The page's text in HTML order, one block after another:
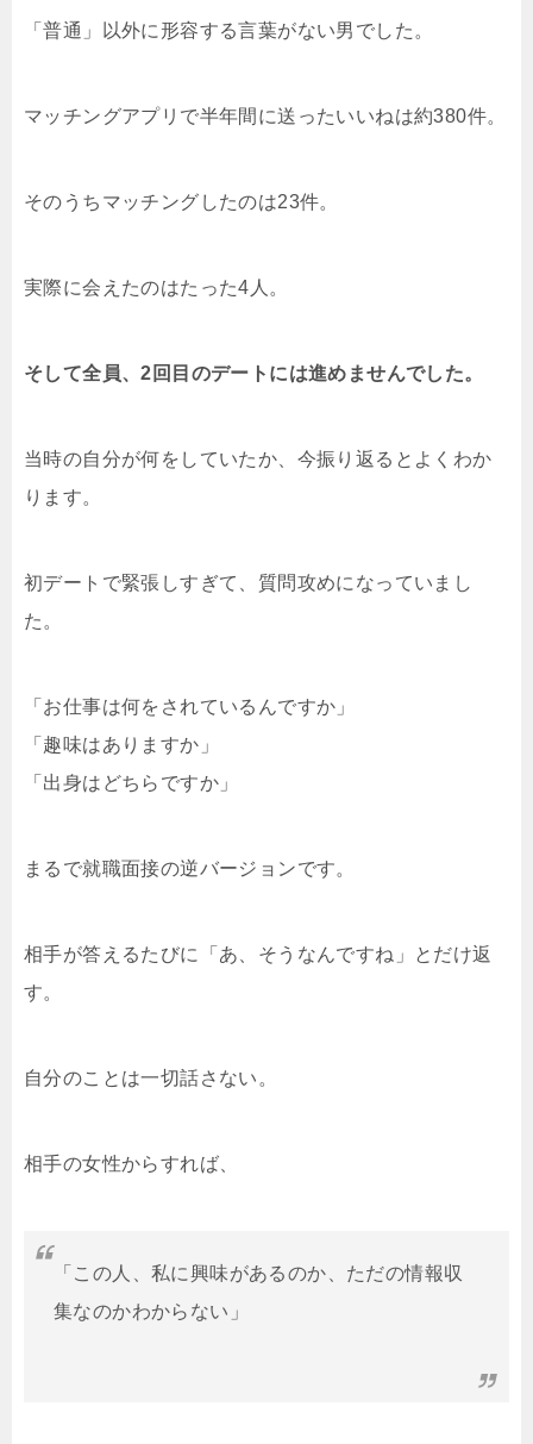
「普通」以外に形容する言葉がない男でした。
マッチングアプリで半年間に送ったいいねは約380件。
そのうちマッチングしたのは23件。
実際に会えたのはたった4人。
そして全員、2回目のデートには進めませんでした。
当時の自分が何をしていたか、今振り返るとよくわか
ります。
初デートで緊張しすぎて、質問攻めになっていまし
た。
「お仕事は何をされているんですか」
「趣味はありますか」
「出身はどちらですか」
まるで就職面接の逆バージョンです。
相手が答えるたびに「あ、そうなんですね」とだけ返
す。
自分のことは一切話さない。
相手の女性からすれば、
「この人、私に興味があるのか、ただの情報収
集なのかわからない」